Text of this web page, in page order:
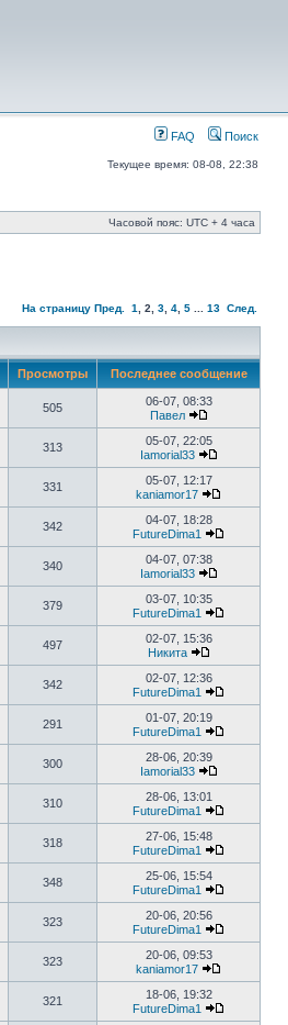
FAQ Поиск
Текущее время: 08-08, 22:38
Часовой пояс: UTC + 4 часа
На страницу Пред. 1 2 3 4 5 13 След.
Просмотры Последнее сообщение
505
06-07, 08:33
Павел
313
05-07, 22:05
Iamorial33
331
05-07, 12:17
kaniamor17
342
04-07, 18:28
FutureDima1
340
04-07, 07:38
Iamorial33
379
03-07, 10:35
FutureDima1
497
02-07, 15:36
Никита
342
02-07, 12:36
FutureDima1
291
01-07, 20:19
FutureDima1
300
28-06, 20:39
Iamorial33
310
28-06, 13:01
FutureDima1
318
27-06, 15:48
FutureDima1
348
25-06, 15:54
FutureDima1
323
20-06, 20:56
FutureDima1
323
20-06, 09:53
kaniamor17
321
18-06, 19:32
FutureDima1